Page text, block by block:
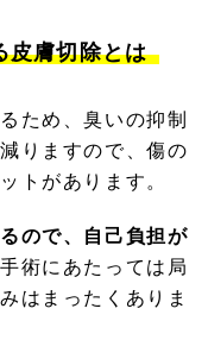
皮膚切除とは
ため、臭いの抑制
りますので、傷の
トがあります。
ので、自己負担が
術にあたっては局
はまったくありま